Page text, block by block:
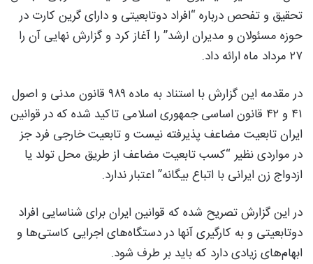
تحقیق و تفحص درباره “افراد دوتابعیتی و دارای گرین کارت در
حوزه مسئولان و مدیران ارشد” را آغاز کرد و گزارش نهایی آن را
۲۷ مرداد ماه ارائه داد.
در مقدمه این گزارش با استناد به ماده ۹۸۹ قانون مدنی و اصول
۴۱ و ۴۲ قانون اساسی جمهوری اسلامی تاکید شده که در قوانین
ایران تابعیت مضاعف پذیرفته نیست و تابعیت خارجی فرد جز
در مواردی نظیر “کسب تابعیت مضاعف از طریق محل تولد یا
ازدواج زن ایرانی با اتباع بیگانه” اعتبار ندارد.
در این گزارش تصریح شده که قوانین ایران برای شناسایی افراد
دوتابعیتی و به کارگیری آنها در دستگاه‌های اجرایی کاستی‌ها و
ابهام‌های زیادی دارد که باید بر طرف شود.